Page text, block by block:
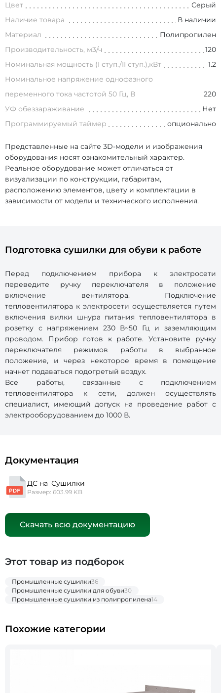
Цвет
Серый
Наличие товара
В наличии
Материал
Полипропилен
Производительность, м3/ч
120
Номинальная мощность (I ступ./II ступ.),кВт
1.2
Номинальное напряжение однофазного
переменного тока частотой 50 Гц, В
220
УФ обеззараживание
Нет
Программируемый таймер
опционально
Представленные на сайте 3D-модели и изображения
оборудования носят ознакомительный характер.
Реальное оборудование может отличаться от
визуализации по конструкции, габаритам,
расположению элементов, цвету и комплектации в
зависимости от модели и технического исполнения.
Подготовка сушилки для обуви к работе
Перед подключением прибора к электросети
переведите ручку переключателя в положение
включение вентилятора. Подключение
тепловентилятора к электросети осуществляется путем
включения вилки шнура питания тепловентилятора в
розетку с напряжением 230 В~50 Гц и заземляющим
проводом. Прибор готов к работе. Установите ручку
переключателя режимов работы в выбранное
положение, и через некоторое время в помещение
начнет подаваться подогретый воздух.
Все работы, связанные с подключением
тепловентилятора к сети, должен осуществлять
специалист, имеющий допуск на проведение работ с
электрооборудованием до 1000 В.
Документация
ДС на_Сушилки
Размер: 603.99 KB
Скачать всю документацию
Этот товар из подборок
Промышленные сушилки36
Промышленные сушилки для обуви30
Промышленные сушилки из полипропилена14
Похожие категории